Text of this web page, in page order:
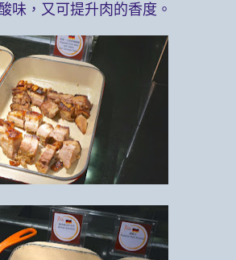
味，又可提升肉的香度。